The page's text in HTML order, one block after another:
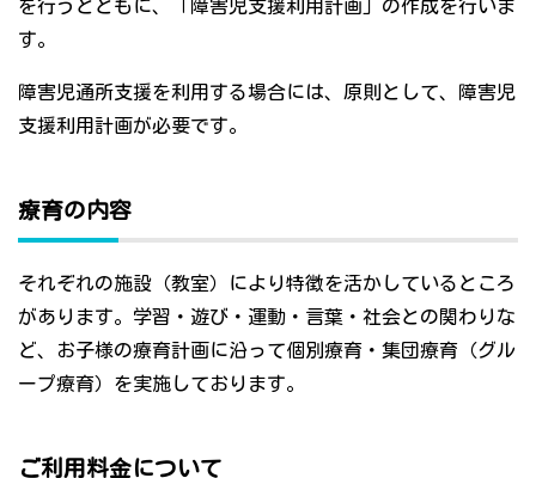
を行うとともに、「障害児支援利用計画」の作成を行いま
す。
障害児通所支援を利用する場合には、原則として、障害児
支援利用計画が必要です。
療育の内容
それぞれの施設（教室）により特徴を活かしているところ
があります。学習・遊び・運動・言葉・社会との関わりな
ど、お子様の療育計画に沿って個別療育・集団療育（グル
ープ療育）を実施しております。
ご利用料金について